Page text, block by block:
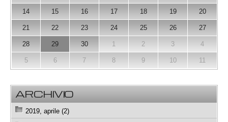
14 15 16 17 18 19 20
21 22 23 24 25 26 27
28 29 30 1 2 3 4
5 6 7 8 9 10 11
ARCHIVIO
2019, aprile (2)